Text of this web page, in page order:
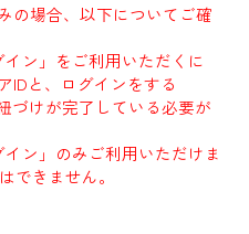
の場合、以下についてご確
イン」をご利用いただくに
IDと、ログインをする
づけが完了している必要が
ン」のみご利用いただけま
できません。